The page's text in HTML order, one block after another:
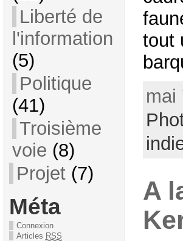
Liberté de
l'information
(5)
Politique
(41)
Troisième
voie (8)
Projet(7)
Méta
Connexion
Articles RSS
tout
mai
A